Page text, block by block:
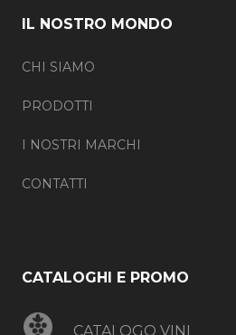
IL NOSTRO MONDO
CHI SIAMO
PRODOTTI
I NOSTRI MARCHI
CONTATTI
CATALOGHI E PROMO
CATALOGO VINI